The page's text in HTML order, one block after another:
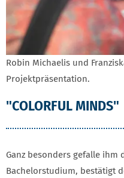
Robin Michaelis und
Projektpräsentation.
"COLORFUL MINDS"
Ganz besonders gefalle ihm
Bachelorstudium, bestätigt